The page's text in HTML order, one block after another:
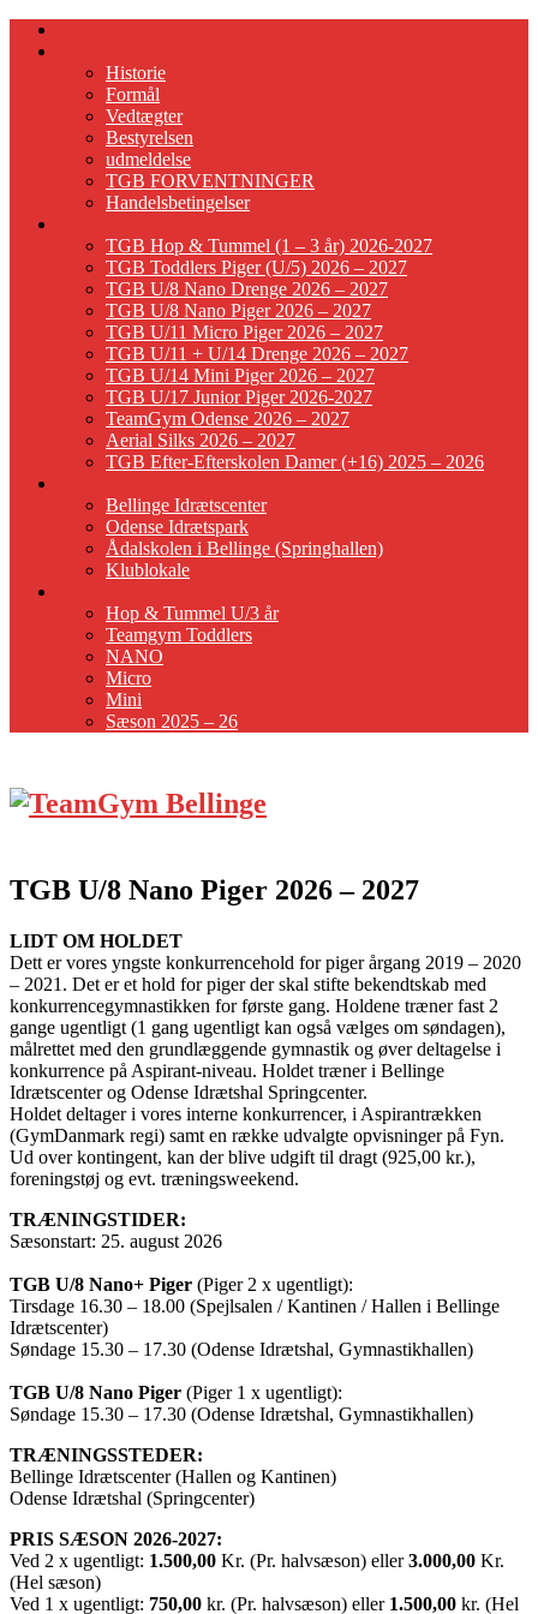
Historie
Formål
Vedtægter
Bestyrelsen
udmeldelse
TGB FORVENTNINGER
Handelsbetingelser
TGB Hop & Tummel (1 – 3 år) 2026-2027
TGB Toddlers Piger (U/5) 2026 – 2027
TGB U/8 Nano Drenge 2026 – 2027
TGB U/8 Nano Piger 2026 – 2027
TGB U/11 Micro Piger 2026 – 2027
TGB U/11 + U/14 Drenge 2026 – 2027
TGB U/14 Mini Piger 2026 – 2027
TGB U/17 Junior Piger 2026-2027
TeamGym Odense 2026 – 2027
Aerial Silks 2026 – 2027
TGB Efter-Efterskolen Damer (+16) 2025 – 2026
Bellinge Idrætscenter
Odense Idrætspark
Ådalskolen i Bellinge (Springhallen)
Klublokale
Hop & Tummel U/3 år
Teamgym Toddlers
NANO
Micro
Mini
Sæson 2025 – 26
TGB U/8 Nano Piger 2026 – 2027
LIDT OM HOLDET
Dett er vores yngste konkurrencehold for piger årgang 2019 – 2020
– 2021. Det er et hold for piger der skal stifte bekendtskab med
konkurrencegymnastikken for første gang. Holdene træner fast 2
gange ugentligt (1 gang ugentligt kan også vælges om søndagen),
målrettet med den grundlæggende gymnastik og øver deltagelse i
konkurrence på Aspirant-niveau. Holdet træner i Bellinge
Idrætscenter og Odense Idrætshal Springcenter.
Holdet deltager i vores interne konkurrencer, i Aspirantrækken
(GymDanmark regi) samt en række udvalgte opvisninger på Fyn.
Ud over kontingent, kan der blive udgift til dragt (925,00 kr.),
foreningstøj og evt. træningsweekend.
TRÆNINGSTIDER:
Sæsonstart: 25. august 2026
TGB U/8 Nano+ Piger (Piger 2 x ugentligt):
Tirsdage 16.30 – 18.00 (Spejlsalen / Kantinen / Hallen i Bellinge
Idrætscenter)
Søndage 15.30 – 17.30 (Odense Idrætshal, Gymnastikhallen)
TGB U/8 Nano Piger (Piger 1 x ugentligt):
Søndage 15.30 – 17.30 (Odense Idrætshal, Gymnastikhallen)
TRÆNINGSSTEDER:
Bellinge Idrætscenter (Hallen og Kantinen)
Odense Idrætshal (Springcenter)
PRIS SÆSON 2026-2027:
Ved 2 x ugentligt: 1.500,00 Kr. (Pr. halvsæson) eller3.000,00 Kr.
(Hel sæson)
Ved 1 x ugentligt: 750,00 kr. (Pr. halvsæson) eller 1.500,00 kr. (Hel